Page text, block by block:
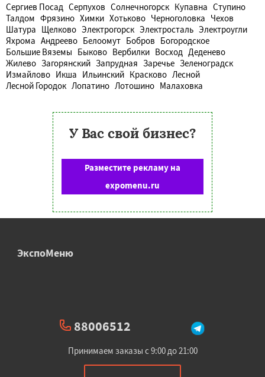
Сергиев Посад Серпухов Солнечногорск Купавна Ступино
Талдом Фрязино Химки Хотьково Черноголовка Чехов
Шатура Щелково Электрогорск Электросталь Электроугли
Яхрома Андреево Белоомут Бобров Богородское
Большие Вяземы Быково Вербилки Восход Деденево
Жилево Загорянский Запрудная Заречье Зеленоградск
Измайлово Икша Ильинский Красково Лесной
Лесной Городок Лопатино Лотошино Малаховка
У Вас свой бизнес?
Разместите рекламу на
expomenu.ru
ЭкспоМеню
88006512
Принимаем заказы с 9:00 до 21:00